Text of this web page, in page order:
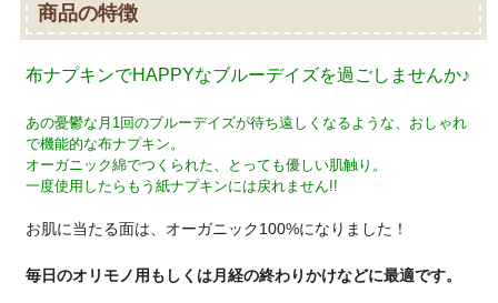
商品の特徴
布ナプキンでHAPPYなブルーデイズを過ごしませんか♪
あの憂鬱な月1回のブルーデイズが待ち遠しくなるような、おしゃれ
で機能的な布ナプキン。
オーガニック綿でつくられた、とっても優しい肌触り。
一度使用したらもう紙ナプキンには戻れません!!
お肌に当たる面は、オーガニック100%になりました！
毎日のオリモノ用もしくは月経の終わりかけなどに最適です。